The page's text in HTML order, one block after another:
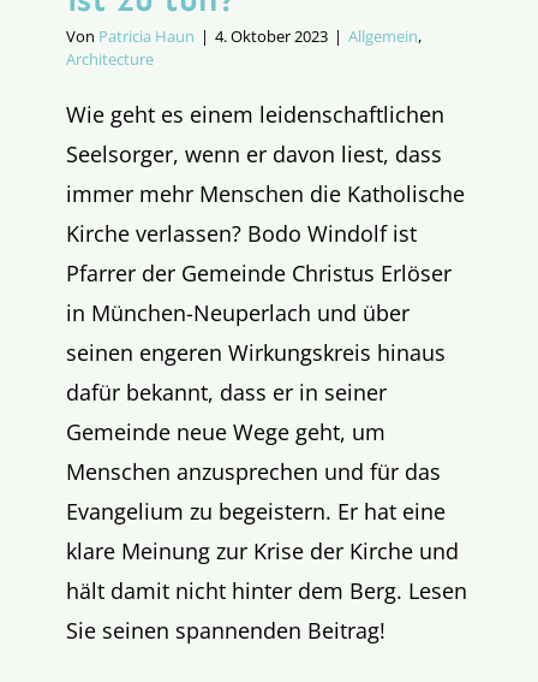
Von Patricia Haun | 4. Oktober 2023 | Allgemein,
Architecture
Wie geht es einem leidenschaftlichen
Seelsorger, wenn er davon liest, dass
immer mehr Menschen die Katholische
Kirche verlassen? Bodo Windolf ist
Pfarrer der Gemeinde Christus Erlöser
in München-Neuperlach und über
seinen engeren Wirkungskreis hinaus
dafür bekannt, dass er in seiner
Gemeinde neue Wege geht, um
Menschen anzusprechen und für das
Evangelium zu begeistern. Er hat eine
klare Meinung zur Krise der Kirche und
hält damit nicht hinter dem Berg. Lesen
Sie seinen spannenden Beitrag!